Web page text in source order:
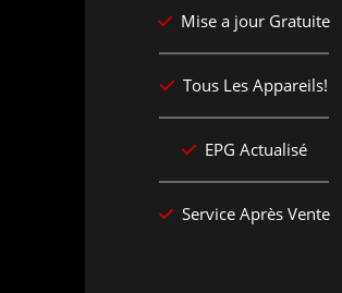
Mise a jour Gratuite
Tous Les Appareils!
EPG Actualisé
Service Après Vente